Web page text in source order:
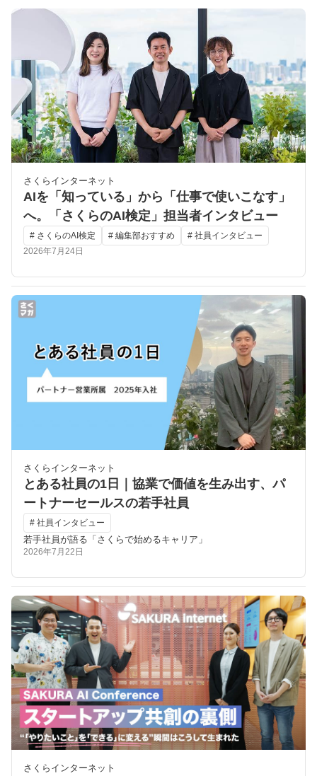
さくらインターネット
AIを「知っている」から「仕事で使いこなす」
へ。「さくらのAI検定」担当者インタビュー
# さくらのAI検定 # 編集部おすすめ
# 社員インタビュー
2026年7月24日
さくらインターネット
とある社員の1日｜協業で価値を生み出す、パ
ートナーセールスの若手社員
# 社員インタビュー
若手社員が語る「さくらで始めるキャリア」
2026年7月22日
さくらインターネット